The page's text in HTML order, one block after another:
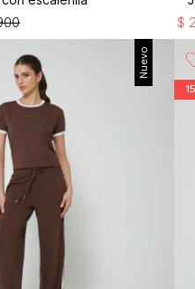
$
Nuevo